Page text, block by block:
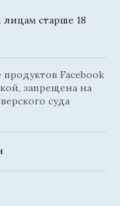
старше 18
Facebook
запрещена на
суда